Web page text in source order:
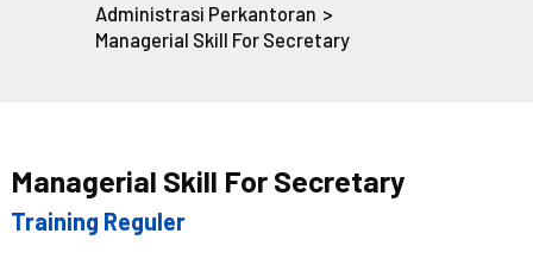
Administrasi Perkantoran
Managerial Skill For Secretary
Managerial Skill For Secretary
Training Reguler